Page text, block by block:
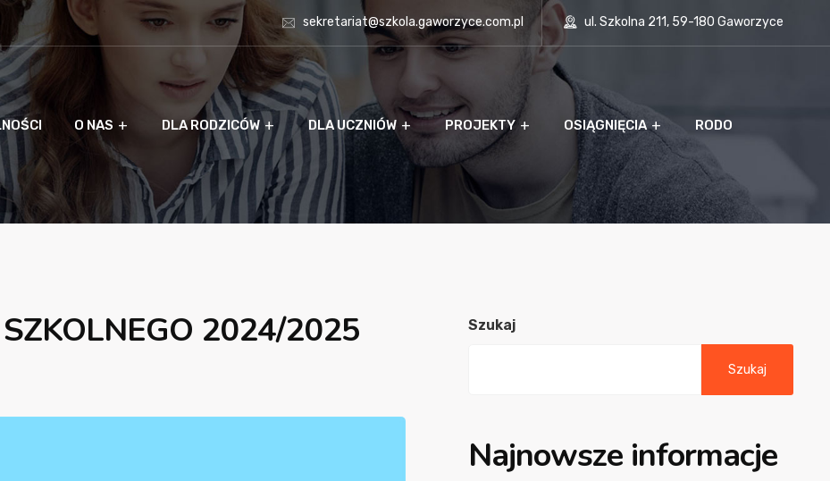
sekretariat@szkola.gaworzyce.com.pl ul. Szkolna 211, 59-180 Gaworzyce
O NAS DLA RODZICÓW DLA UCZNIÓW PROJEKTY OSIĄGNIĘCIA RODO
2024/2025 Szukaj
Szukaj
Najnowsze informacje